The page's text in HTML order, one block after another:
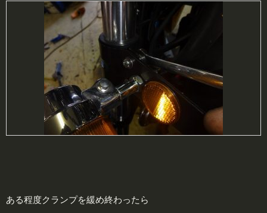
ある程度クランプを緩め終わったら